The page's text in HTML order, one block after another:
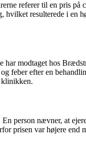
referer til en pris
resulterede i en
modtaget hos
feber efter en
klinikken.
person nævner, at
prisen var højere end